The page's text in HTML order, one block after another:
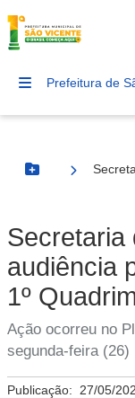
Prefeitura de
Botão Menu
Secretaria
audiência
1º
Ação ocorreu no
segunda-feira (26)
Publicação: 27/05/